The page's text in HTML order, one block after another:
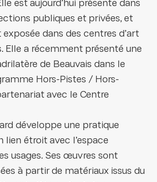
est aujourd’hui présente dans
publiques et privées, et
exposée dans des centres d’art
Elle a récemment présenté une
de Beauvais dans le
Hors-Pistes / Hors-
avec le Centre
développe une pratique
lien étroit avec l’espace
usages. Ses œuvres sont
à partir de matériaux issus du